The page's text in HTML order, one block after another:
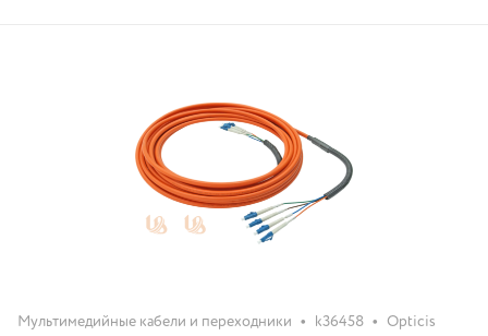
Мультимедийные кабели и переходники • k36458 • Opticis